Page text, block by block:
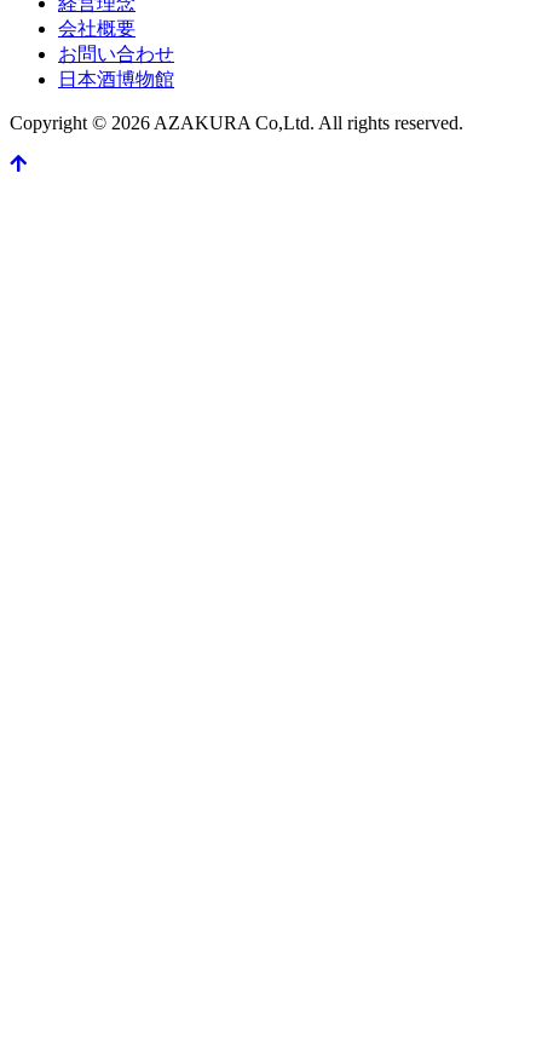
会社概要
お問い合わせ
日本酒博物館
Copyright © 2026 AZAKURA Co,Ltd. All rights reserved.